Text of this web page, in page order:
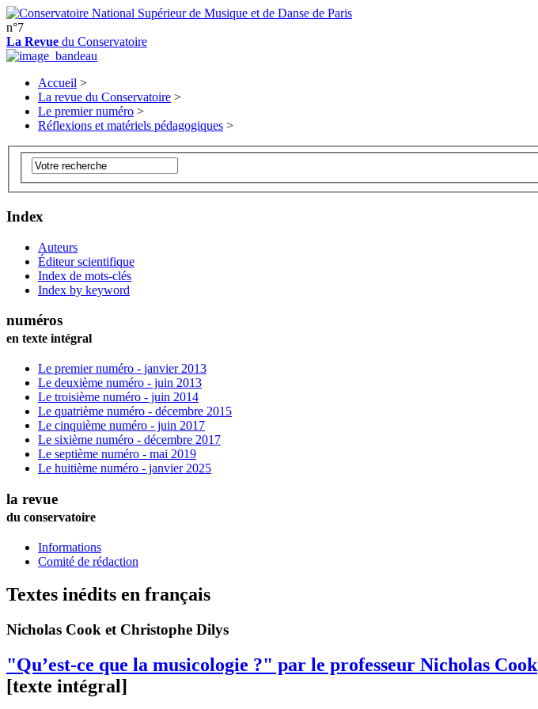
n°7
La Revue du Conservatoire
Accueil >
La revue du Conservatoire >
Le premier numéro >
Réflexions et matériels pédagogiques >
Index
Auteurs
Éditeur scientifique
Index de mots-clés
Index by keyword
numéros
en texte intégral
Le premier numéro - janvier 2013
Le deuxième numéro - juin 2013
Le troisième numéro - juin 2014
Le quatrième numéro - décembre 2015
Le cinquième numéro - juin 2017
Le sixième numéro - décembre 2017
Le septième numéro - mai 2019
Le huitième numéro - janvier 2025
la revue
du conservatoire
Informations
Comité de rédaction
Textes inédits en français
Nicholas Cook et Christophe Dilys
"Qu’est-ce que la musicologie ?" par le professeur Nicholas Cook
[texte intégral]